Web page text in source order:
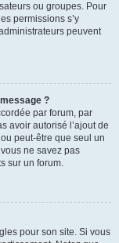
ou groupes. Pour
permissions s’y
peuvent
?
par forum, par
avoir autorisé l’ajout de
peut-être que seul un
ne savez pas
sur un forum.
pour son site. Si vous